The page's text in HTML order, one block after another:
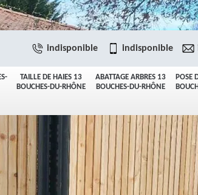
TAILLE DE HAIES 13
BOUCHES-DU-RHÔNE
ABATTAGE ARBRES 13
BOUCHES-DU-RHÔNE
POSE
indisponible indisponible